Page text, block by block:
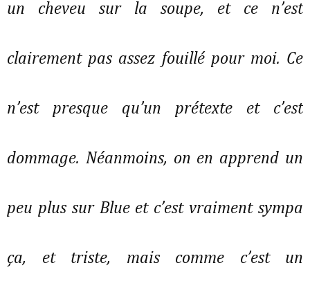
un cheveu sur la soupe, et ce n’est
clairement pas assez fouillé pour moi. Ce
n’est presque qu’un prétexte et c’est
dommage. Néanmoins, on en apprend un
peu plus sur Blue et c’est vraiment sympa
ça, et triste, mais comme c’est un